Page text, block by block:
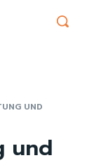
UND
und